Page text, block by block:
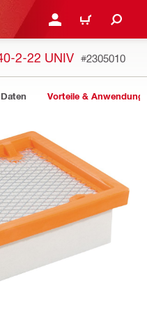
ANMELDEN ODER
WARENKORB
2-22 UNIV #2305010
Vorteile &